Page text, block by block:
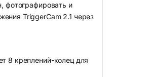
фотографировать и
TriggerCam 2.1 через
8 креплений-колец для